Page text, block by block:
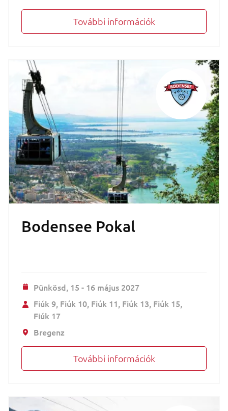
További információk
Bodensee Pokal
Pünkösd, 15 - 16 május 2027
Fiúk 9 Fiúk 10 Fiúk 11 Fiúk 13 Fiúk 15
Fiúk 17
Bregenz
További információk